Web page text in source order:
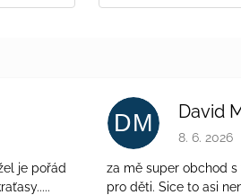
je 4 z 5 hvězdiček.
je pořád
DM David
8. 6. 2026
za mě super obchod
pro děti. Sice to asi